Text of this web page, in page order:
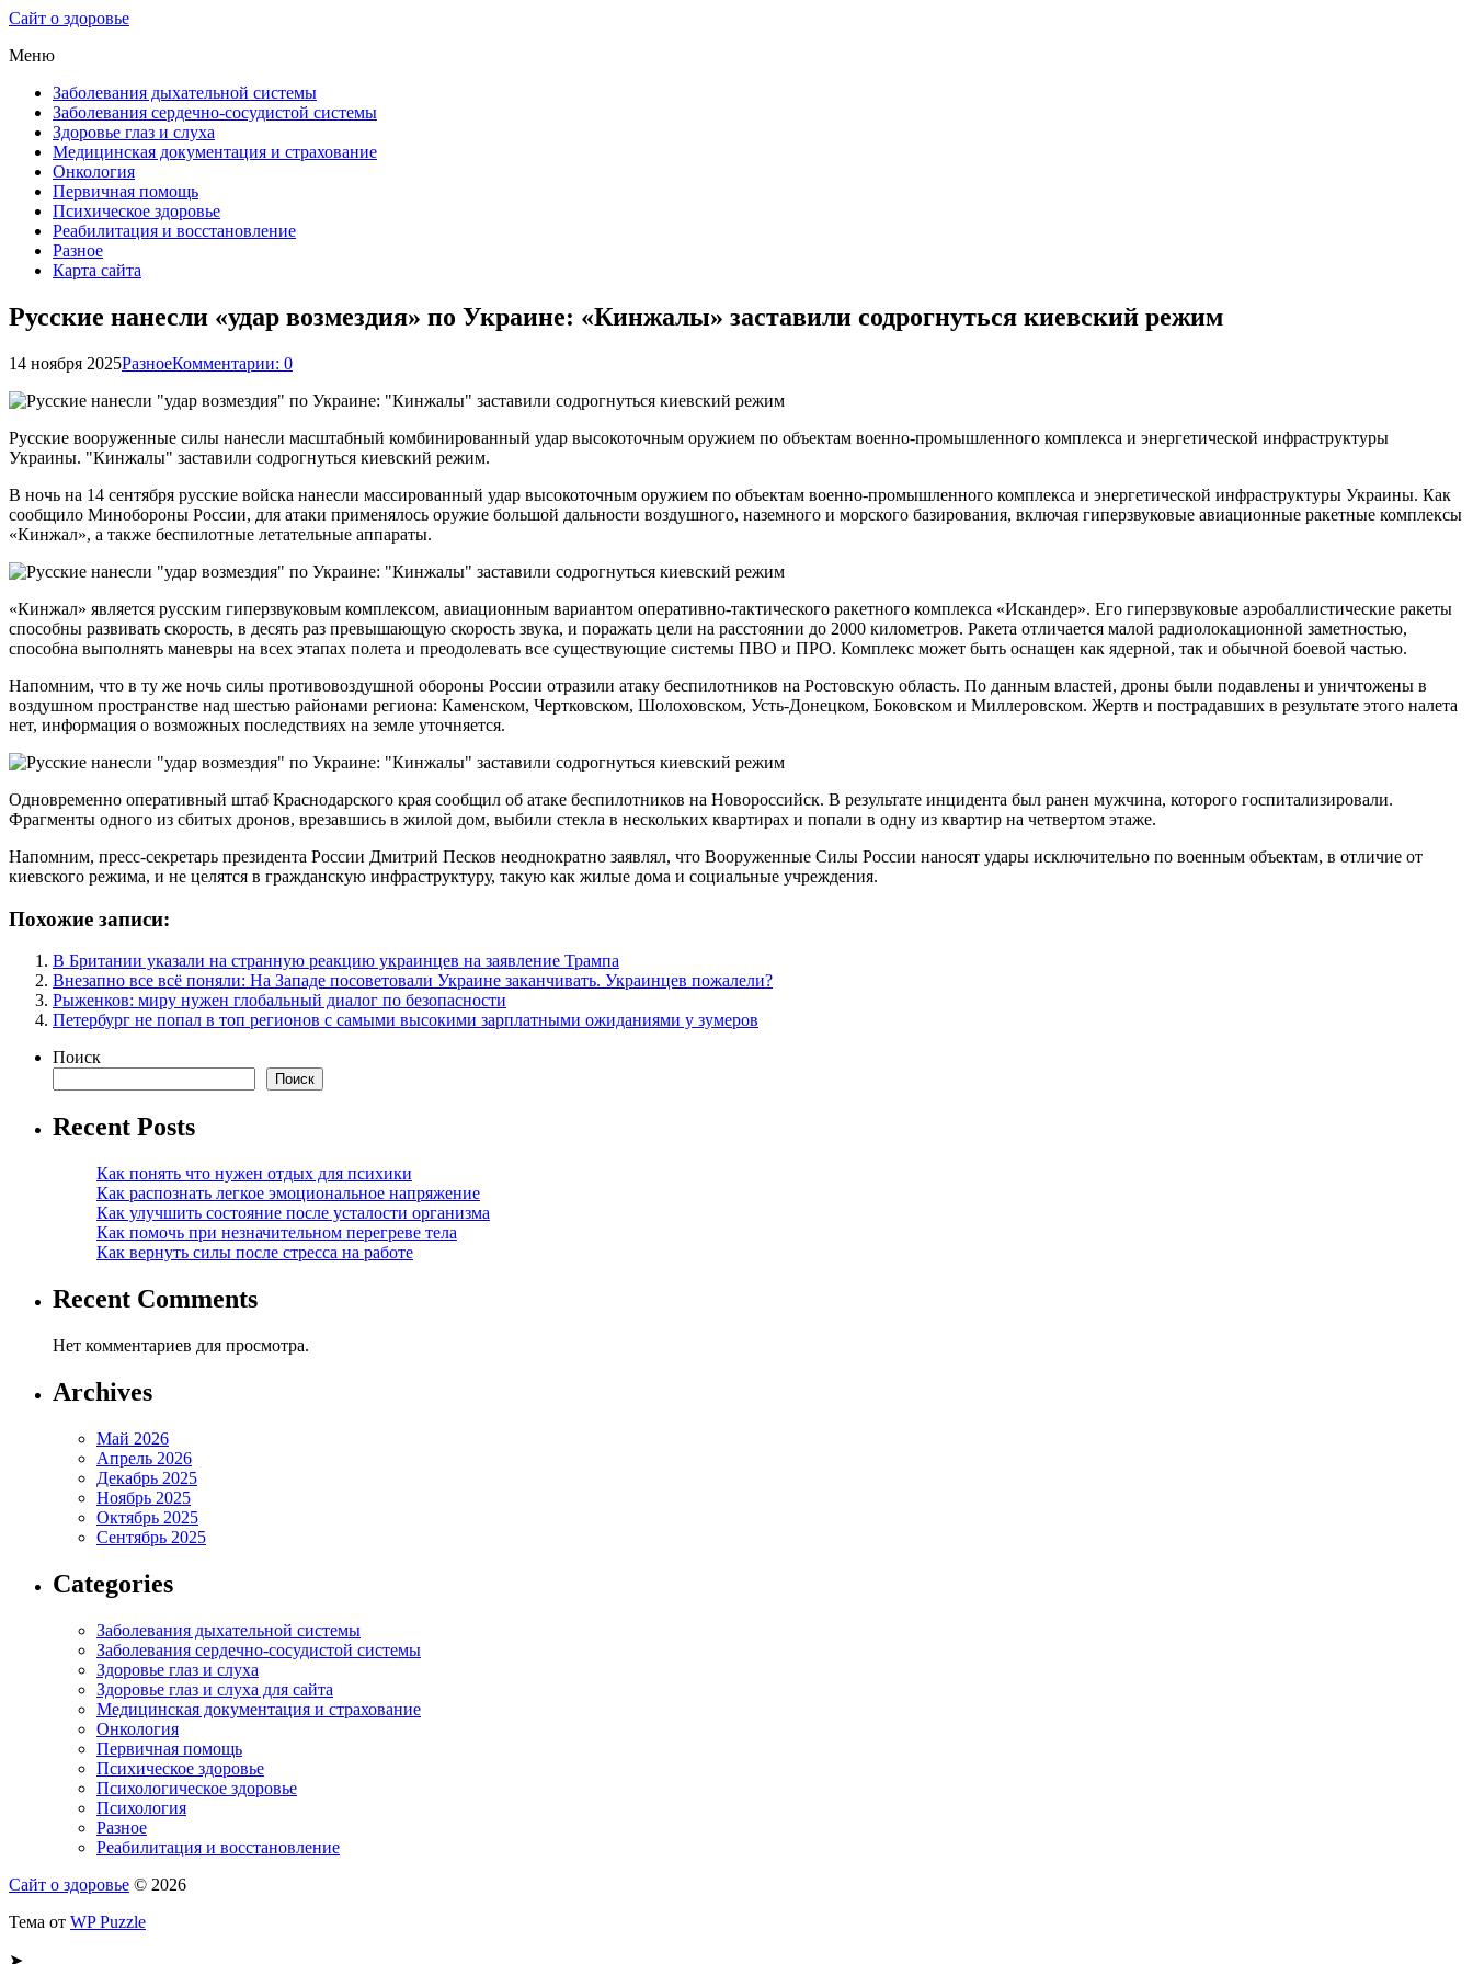
Сайт о здоровье
Меню
Заболевания дыхательной системы
Заболевания сердечно-сосудистой системы
Здоровье глаз и слуха
Медицинская документация и страхование
Онкология
Первичная помощь
Психическое здоровье
Реабилитация и восстановление
Разное
Карта сайта
Русские нанесли «удар возмездия» по Украине: «Кинжалы» заставили содрогнуться киевский режим
14 ноября 2025РазноеКомментарии: 0
Русские вооруженные силы нанесли масштабный комбинированный удар высокоточным оружием по объектам военно-промышленного комплекса и энергетической инфраструктуры
Украины. "Кинжалы" заставили содрогнуться киевский режим.
В ночь на 14 сентября русские войска нанесли массированный удар высокоточным оружием по объектам военно-промышленного комплекса и энергетической инфраструктуры Украины. Как
сообщило Минобороны России, для атаки применялось оружие большой дальности воздушного, наземного и морского базирования, включая гиперзвуковые авиационные ракетные комплексы
«Кинжал», а также беспилотные летательные аппараты.
«Кинжал» является русским гиперзвуковым комплексом, авиационным вариантом оперативно-тактического ракетного комплекса «Искандер». Его гиперзвуковые аэробаллистические ракеты
способны развивать скорость, в десять раз превышающую скорость звука, и поражать цели на расстоянии до 2000 километров. Ракета отличается малой радиолокационной заметностью,
способна выполнять маневры на всех этапах полета и преодолевать все существующие системы ПВО и ПРО. Комплекс может быть оснащен как ядерной, так и обычной боевой частью.
Напомним, что в ту же ночь силы противовоздушной обороны России отразили атаку беспилотников на Ростовскую область. По данным властей, дроны были подавлены и уничтожены в
воздушном пространстве над шестью районами региона: Каменском, Чертковском, Шолоховском, Усть-Донецком, Боковском и Миллеровском. Жертв и пострадавших в результате этого налета
нет, информация о возможных последствиях на земле уточняется.
Одновременно оперативный штаб Краснодарского края сообщил об атаке беспилотников на Новороссийск. В результате инцидента был ранен мужчина, которого госпитализировали.
Фрагменты одного из сбитых дронов, врезавшись в жилой дом, выбили стекла в нескольких квартирах и попали в одну из квартир на четвертом этаже.
Напомним, пресс-секретарь президента России Дмитрий Песков неоднократно заявлял, что Вооруженные Силы России наносят удары исключительно по военным объектам, в отличие от
киевского режима, и не целятся в гражданскую инфраструктуру, такую как жилые дома и социальные учреждения.
Похожие записи:
В Британии указали на странную реакцию украинцев на заявление Трампа
Внезапно все всё поняли: На Западе посоветовали Украине заканчивать. Украинцев пожалели?
Рыженков: миру нужен глобальный диалог по безопасности
Петербург не попал в топ регионов с самыми высокими зарплатными ожиданиями у зумеров
Поиск
Поиск
Recent Posts
Как понять что нужен отдых для психики
Как распознать легкое эмоциональное напряжение
Как улучшить состояние после усталости организма
Как помочь при незначительном перегреве тела
Как вернуть силы после стресса на работе
Recent Comments
Нет комментариев для просмотра.
Archives
Май 2026
Апрель 2026
Декабрь 2025
Ноябрь 2025
Октябрь 2025
Сентябрь 2025
Categories
Заболевания дыхательной системы
Заболевания сердечно-сосудистой системы
Здоровье глаз и слуха
Здоровье глаз и слуха для сайта
Медицинская документация и страхование
Онкология
Первичная помощь
Психическое здоровье
Психологическое здоровье
Психология
Разное
Реабилитация и восстановление
Сайт о здоровье © 2026
Тема от WP Puzzle
➤